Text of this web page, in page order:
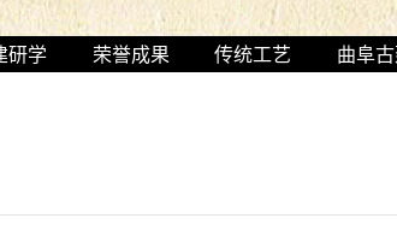
研学 荣誉成果 传统工艺 曲阜